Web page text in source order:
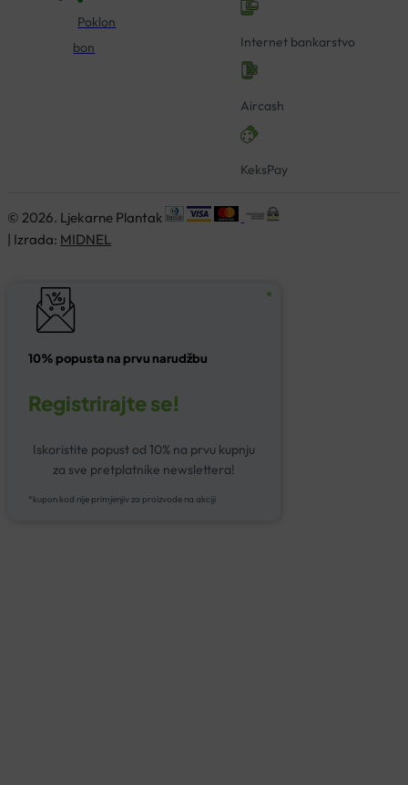
Poklon
bon
Internet bankarstvo
Aircash
KeksPay
© 2026. Ljekarne Plantak
| Izrada: MIDNEL
10% popusta na prvu narudžbu
Registrirajte se!
Iskoristite popust od 10% na prvu kupnju
za sve pretplatnike newslettera!
*kupon kod nije primjenjiv za proizvode na akciji